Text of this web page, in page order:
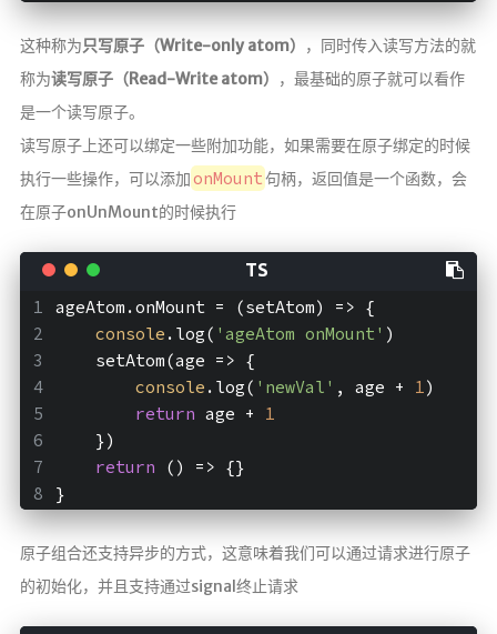
这种称为只写原子（Write-only atom）
，同时传入读写方法的就
称为读写原子（Read-Write atom）
，最基础的原子就可以看作
是一个读写原子。
读写原子上还可以绑定一些附加功能，如果需要在原子绑定的时候
执行一些操作，可以添加onMount句柄，返回值是一个函数，会
在原子onUnMount的时候执行
ageAtom.onMount = (setAtom) => {
console .log( 'ageAtom onMount' )
    setAtom(
age => {
console .log( 'newVal' , age + 1)
return age + 1
    })
return
() => {}
}
原子组合还支持异步的方式，这意味着我们可以通过请求进行原子
的初始化，并且支持通过signal终止请求